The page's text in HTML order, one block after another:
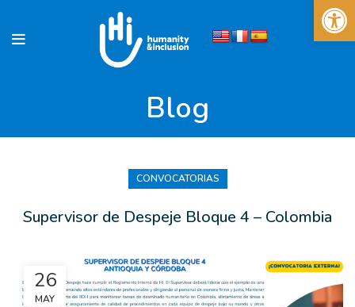
Blog
CONVOCATORIAS
Supervisor de Despeje Bloque 4 – Colombia
26
MAY